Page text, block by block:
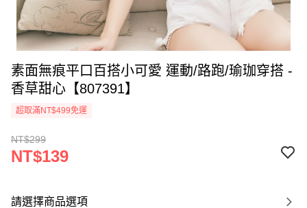
素面無痕平口百搭小可愛 運動/路跑/瑜珈穿搭 -
香草甜心【807391】
超取滿NT$499免運
NT$299
NT$139
請選擇商品選項